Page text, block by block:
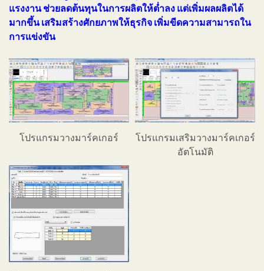
แรงงาน ช่วยลดต้นทุนในการผลิตให้ต่ำลง แต่เพิ่มผลผลิตได้
มากขึ้น เสริมสร้างศักยภาพให้ธุรกิจ เพิ่มขีดความสามารถใน
การแข่งขัน
โปรแกรมวางมาร์คเกอร์
โปรแกรมเสริมวางมาร์คเกอร์
อัตโนมัติ